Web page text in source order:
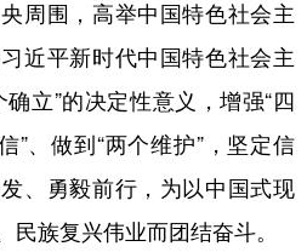
周围，高举中国特色社会主
近平新时代中国特色社会主
立”的决定性意义，增强“四
”、做到“两个维护”，坚定信
、勇毅前行，为以中国式现
民族复兴伟业而团结奋斗。